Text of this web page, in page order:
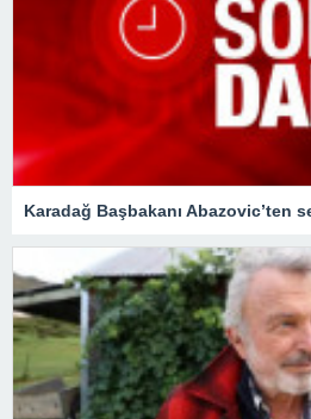
Karadağ Başbakanı Abazovic’ten